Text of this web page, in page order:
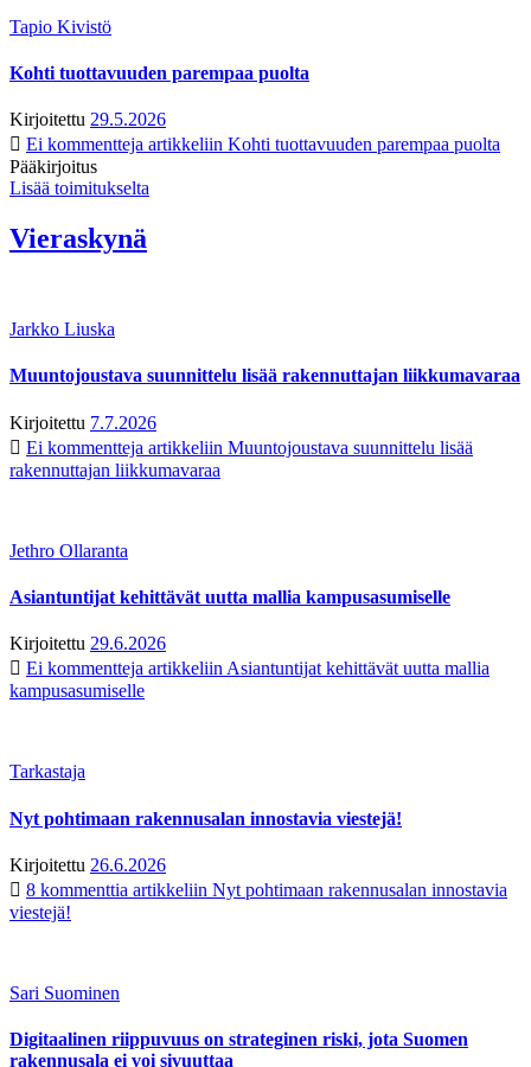
Tapio Kivistö
Kohti tuottavuuden parempaa puolta
Kirjoitettu 29.5.2026
Ei kommentteja artikkeliin Kohti tuottavuuden parempaa puolta
Pääkirjoitus
Lisää toimitukselta
Vieraskynä
Jarkko Liuska
Muuntojoustava suunnittelu lisää rakennuttajan liikkumavaraa
Kirjoitettu 7.7.2026
Ei kommentteja artikkeliin Muuntojoustava suunnittelu lisää
rakennuttajan liikkumavaraa
Jethro Ollaranta
Asiantuntijat kehittävät uutta mallia kampusasumiselle
Kirjoitettu 29.6.2026
Ei kommentteja artikkeliin Asiantuntijat kehittävät uutta mallia
kampusasumiselle
Tarkastaja
Nyt pohtimaan rakennusalan innostavia viestejä!
Kirjoitettu 26.6.2026
8 kommenttia artikkeliin Nyt pohtimaan rakennusalan innostavia
viestejä!
Sari Suominen
Digitaalinen riippuvuus on strateginen riski, jota Suomen
rakennusala ei voi sivuuttaa